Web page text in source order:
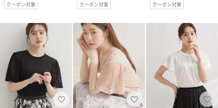
クーポン対象
クーポン対象
クーポン対象